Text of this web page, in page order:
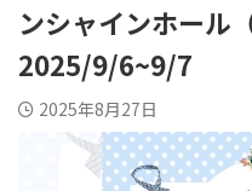
ンシャインホール
2025/9/6~9/7
2025年8月27日